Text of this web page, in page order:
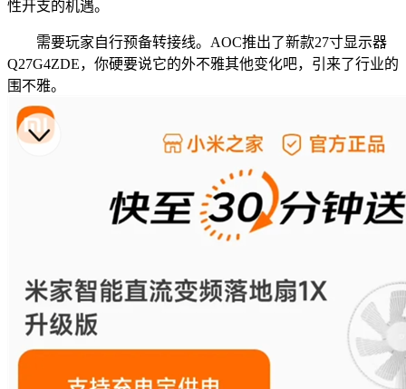
性开支的机遇。
需要玩家自行预备转接线。AOC推出了新款27寸显示器
Q27G4ZDE，你硬要说它的外不雅其他变化吧，引来了行业的
围不雅。